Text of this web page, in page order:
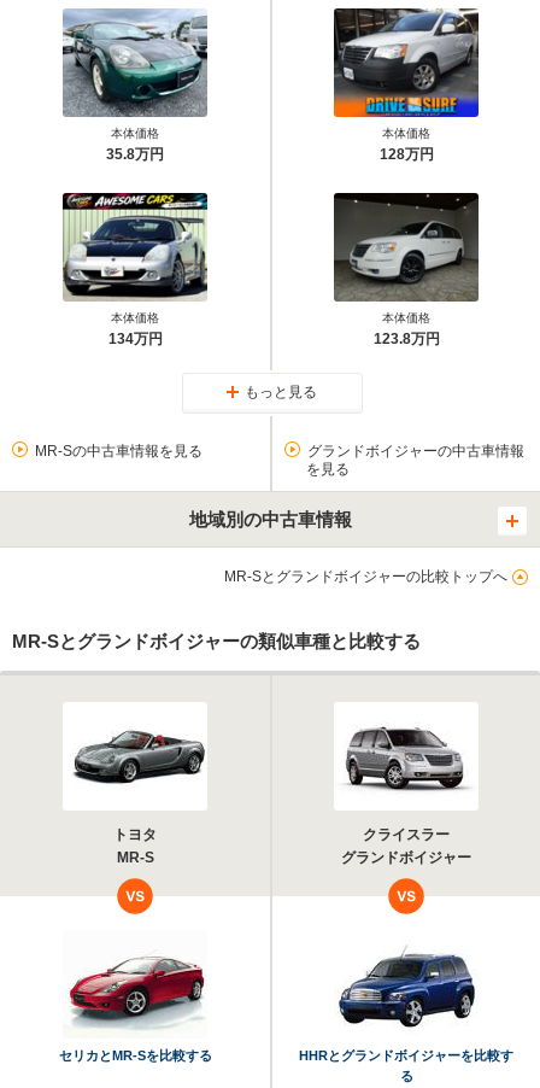
本体価格
35.8万円
本体価格
134万円
本体価格
128万円
本体価格
123.8万円
もっと見る
MR-Sの中古車情報を見る
グランドボイジャーの中古車情報
を見る
地域別の中古車情報
MR-Sとグランドボイジャーの比較トップへ
MR-Sとグランドボイジャーの類似車種と比較する
トヨタ
MR-S
クライスラー
グランドボイジャー
セリカとMR-Sを比較する
HHRとグランドボイジャーを比較す
る